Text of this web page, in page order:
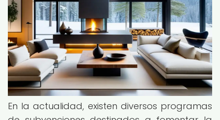
En la actualidad, existen diversos programas